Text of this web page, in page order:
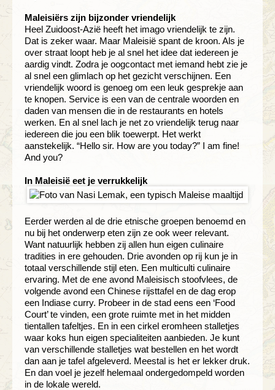
Maleisiërs zijn bijzonder vriendelijk
Heel Zuidoost-Azië heeft het imago vriendelijk te zijn.
Dat is zeker waar. Maar Maleisië spant de kroon. Als je
over straat loopt heb je al snel het idee dat iedereen je
aardig vindt. Zodra je oogcontact met iemand hebt zie je
al snel een glimlach op het gezicht verschijnen. Een
vriendelijk woord is genoeg om een leuk gesprekje aan
te knopen. Service is een van de centrale woorden en
daden van mensen die in de restaurants en hotels
werken. En al snel lach je net zo vriendelijk terug naar
iedereen die jou een blik toewerpt. Het werkt
aanstekelijk. “Hello sir. How are you today?” I am fine!
And you?
In Maleisië eet je verrukkelijk
Eerder werden al de drie etnische groepen benoemd en
nu bij het onderwerp eten zijn ze ook weer relevant.
Want natuurlijk hebben zij allen hun eigen culinaire
tradities in ere gehouden. Drie avonden op rij kun je in
totaal verschillende stijl eten. Een multiculti culinaire
ervaring. Met de ene avond Maleisisch stoofvlees, de
volgende avond een Chinese rijsttafel en de dag erop
een Indiase curry. Probeer in de stad eens een ‘Food
Court’ te vinden, een grote ruimte met in het midden
tientallen tafeltjes. En in een cirkel eromheen stalletjes
waar koks hun eigen specialiteiten aanbieden. Je kunt
van verschillende stalletjes wat bestellen en het wordt
dan aan je tafel afgeleverd. Meestal is het er lekker druk.
En dan voel je jezelf helemaal ondergedompeld worden
in de lokale wereld.